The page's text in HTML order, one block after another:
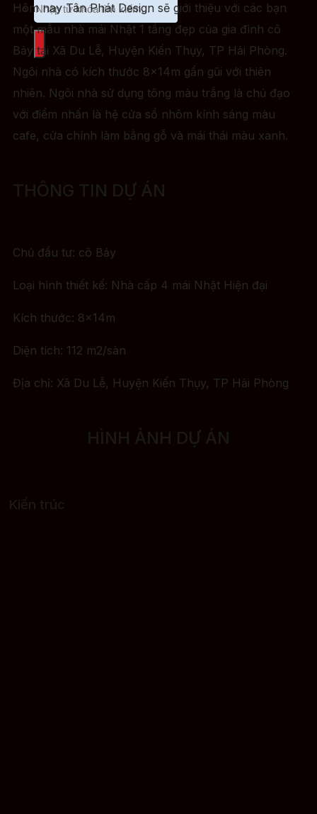
Hôm nay Tân Phát Design sẽ giới thiệu với các bạn
một mẫu nhà mái Nhật 1 tầng đẹp của gia đình cô
Bảy tại Xã Du Lễ, Huyện Kiến Thụy, TP Hải Phòng.
Ngôi nhà có kích thước 8x14m gần gũi với thiên
nhiên. Ngôi nhà sử dụng tông màu trắng là chủ đạo
với điểm nhấn là hệ cửa sổ nhôm kính sáng màu
cafe, cửa chính làm bằng gỗ và mái thái màu xanh.
THÔNG TIN DỰ ÁN
Chủ đầu tư: cô Bảy
Loại hình thiết kế: Nhà cấp 4 mái Nhật Hiện đại
Kích thước: 8x14m
Diện tích: 112 m2/sàn
Địa chỉ: Xã Du Lễ, Huyện Kiến Thụy, TP Hải Phòng
HÌNH ẢNH DỰ ÁN
Kiến trúc